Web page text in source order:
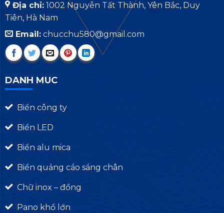
Địa chỉ:1002 Nguyễn Tất Thành, Yên Bắc, Duy
Tiên, Hà Nam
Email:chucchu580@gmail.com
DANH MUC
Biển công ty
Biển LED
Biển alu mica
Biển quảng cáo sáng chân
Chữ inox – đồng
Pano khổ lớn